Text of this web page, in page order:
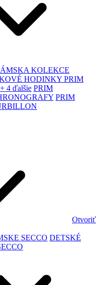
KOLEKCE
HODINKY PRIM
+ 4 ďalšie PRIM
PRIM
Otvoriť
SECCO DETSKÉ